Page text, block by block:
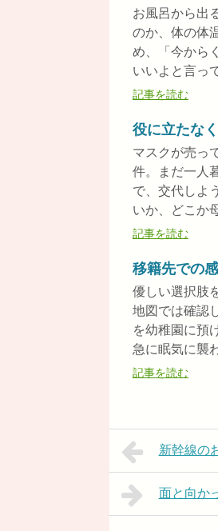
お風呂から出
のか、体の体
め、「今から
いいよと言っ
記事を読む
役に立たな
マスクが売っ
件。まだ一人
で、交代しよ
いか、どこか
記事を読む
移籍先での
優しい選択肢
地図では確認
を幼稚園に預
急に眠気に襲
記事を読む
新幹線の
面と向か